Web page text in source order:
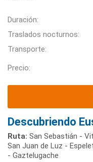
Duración:
Traslados nocturnos:
Transporte:
Precio:
Descubriendo
Ruta: San Sebastián -
San Juan de Luz -
- Gaztelugache